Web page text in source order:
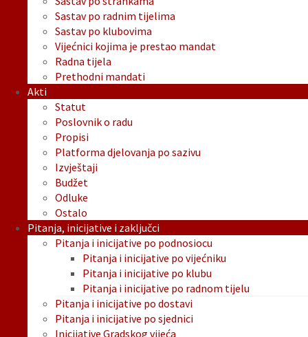
Sastav po radnim tijelima
Sastav po klubovima
Vijećnici kojima je prestao mandat
Radna tijela
Prethodni mandati
Akti
Statut
Poslovnik o radu
Propisi
Platforma djelovanja po sazivu
Izvještaji
Budžet
Odluke
Ostalo
Pitanja, inicijative i zaključci
Pitanja i inicijative po podnosiocu
Pitanja i inicijative po vijećniku
Pitanja i inicijative po klubu
Pitanja i inicijative po radnom tijelu
Pitanja i inicijative po dostavi
Pitanja i inicijative po sjednici
Inicijative Gradskog vijeća